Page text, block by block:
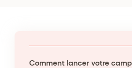
Comment lancer votre